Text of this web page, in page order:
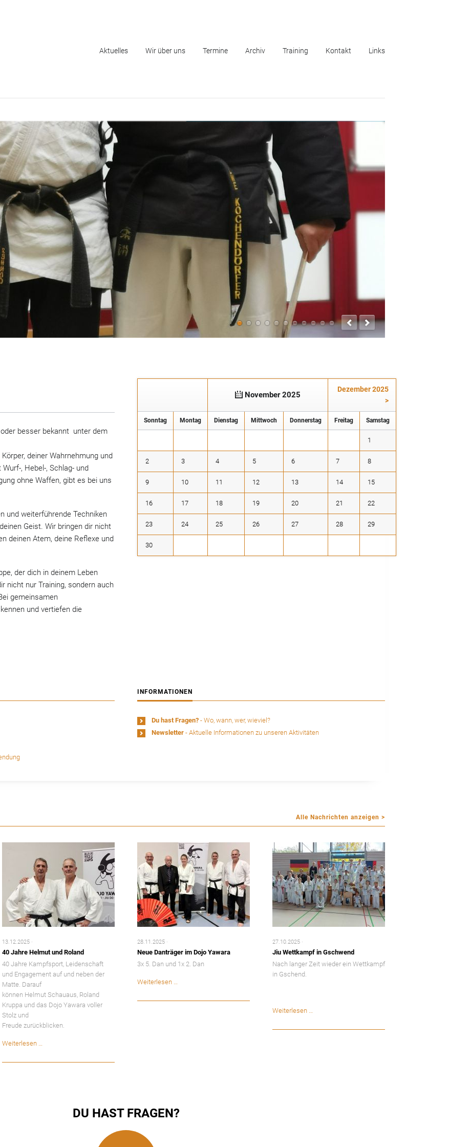
Navigation
Aktuelles Wir über uns Termine Archiv Training Kontakt Links
besser bekannt unter dem
deiner Wahrnehmung und
, Hebel-, Schlag- und
ohne Waffen, gibt es bei uns
und weiterführende Techniken
Geist. Wir bringen dir nicht
deinen Atem, deine Reflexe und
der dich in deinem Leben
nicht nur Training, sondern auch
gemeinsamen
und vertiefen die
November 2025
Dezember 2025
>
Sonntag Montag Dienstag Mittwoch Donnerstag Freitag Samstag
1
2 3 4 5 6 7 8
9 10 11 12 13 14 15
16 17 18 19 20 21 22
23 24 25 26 27 28 29
30
INFORMATIONEN
Du hast Fragen? - Wo, wann, wer, wieviel?
Newsletter - Aktuelle Informationen zu unseren Aktivitäten
13.12.2025
40 Jahre Helmut und Roland
40 Jahre Kampfsport, Leidenschaft
und Engagement auf und neben der
Matte. Darauf
können Helmut Schauaus, Roland
Kruppa und das Dojo Yawara voller
Stolz und
Freude zurückblicken.
Weiterlesen …
Helmut
28.11.2025
Neue Danträger im Dojo Yawara
3x 5. Dan und 1x 2. Dan
Weiterlesen …
im
27.10.2025
Jiu Wettkampf in Gschwend
Nach langer Zeit wieder ein Wettkampf
in Gschend.
Weiterlesen …
in
DU HAST FRAGEN?